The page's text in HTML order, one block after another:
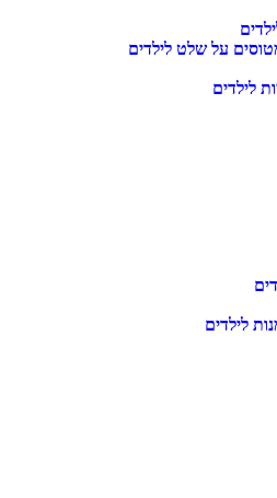
על שלט לילדים
לילדים
לילדים